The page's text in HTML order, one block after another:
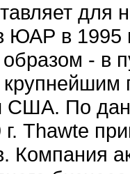
для
ЮАР в 1995
- в
США. По
Thawte
Компания